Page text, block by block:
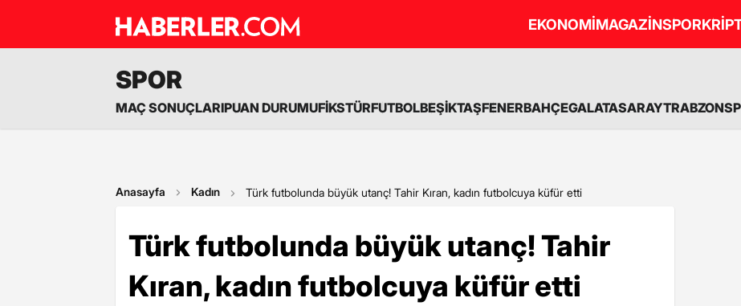
EKONOMİMAGAZİNSPOR
SPOR
MAÇ SONUÇLARIPUAN DURUMUFİKSTÜRFUTBOLBEŞİKTAŞFENERBAHÇEGALATASARAY
Anasayfa Kadın Türk futbolunda büyük utanç! Tahir Kıran, kadın futbolcuya küfür etti
Türk futbolunda büyük utanç! Tahir
Kıran, kadın futbolcuya küfür etti